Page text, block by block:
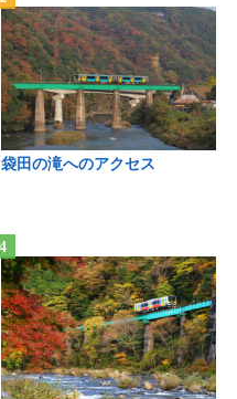
袋田の滝へのアクセス